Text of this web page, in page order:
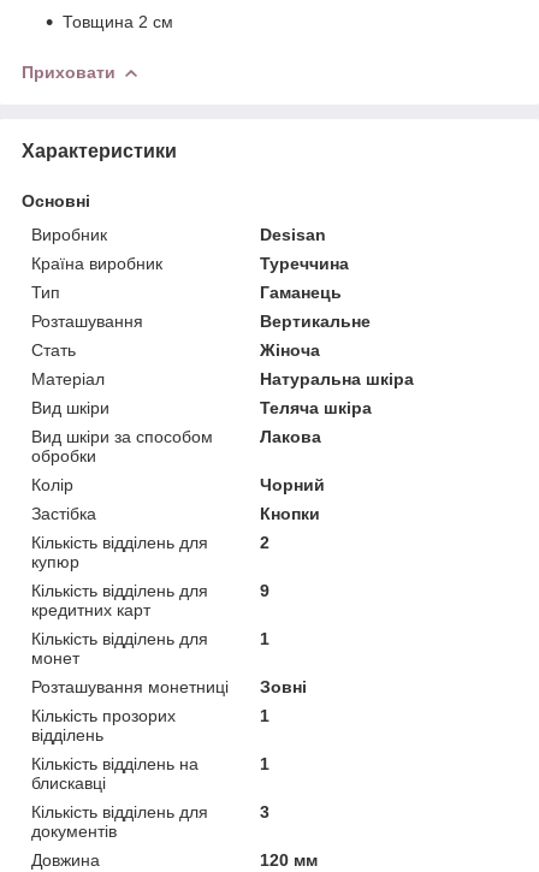
Товщина 2 см
Приховати
Характеристики
Основні
Виробник
Desisan
Країна виробник
Туреччина
Тип
Гаманець
Розташування
Вертикальне
Стать
Жіноча
Матеріал
Натуральна шкіра
Вид шкіри
Теляча шкіра
Вид шкіри за способом
обробки
Лакова
Колір
Чорний
Застібка
Кнопки
Кількість відділень для
купюр
2
Кількість відділень для
кредитних карт
9
Кількість відділень для
монет
1
Розташування монетниці
Зовні
Кількість прозорих
відділень
1
Кількість відділень на
блискавці
1
Кількість відділень для
документів
3
Довжина
120 мм